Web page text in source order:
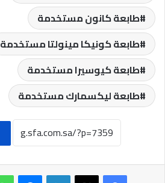
طابعة كانون مستخدمة
طابعة كونيكا مينولتا مستخدمة
طابعة كيوسيرا مستخدمة
طابعة ليكسمارك مستخدمة
فيسبوك لينكدإن